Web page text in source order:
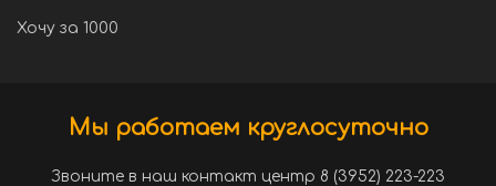
Хочу за 1000
Мы работаем круглосуточно
Звоните в наш контакт центр 8 (3952) 223-223